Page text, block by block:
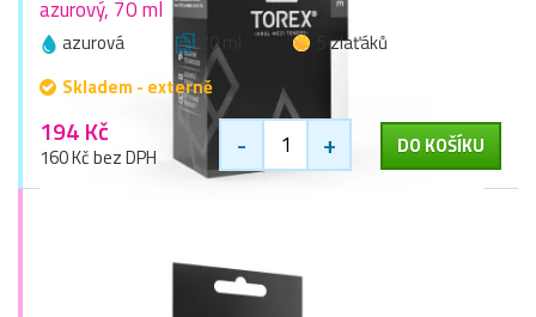
azurový, 70 ml
azurová 70 ml
5 zlaťáků
Skladem - externě
194 Kč
160 Kč bez DPH - + DO KOŠÍKU